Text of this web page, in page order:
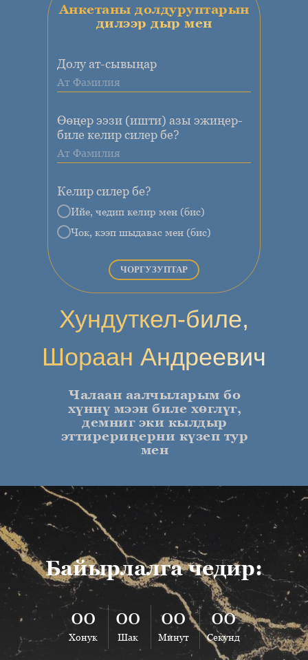
Долу ат-сывыңар
Өөңер ээзи (ишти) азы эжиңер-
биле келир силер бе?
Келир силер бе?
Ийе, чедип келир мен (бис)
Чок, кээп шыдавас мен (бис)
ЧОРГУЗУПТАР
Анкетаны долдуруптарын
дилээр дыр мен
Чалаан аалчыларым бо
хүннү мээн биле хөглүг,
демниг эки кылдыр
эттирериңерни күзеп тур
мен
Хундуткел-биле,
Шораан Андреевич
Байырлалга чедир:
00
Хонук
00
Шак
00
Минут
00
Секунд